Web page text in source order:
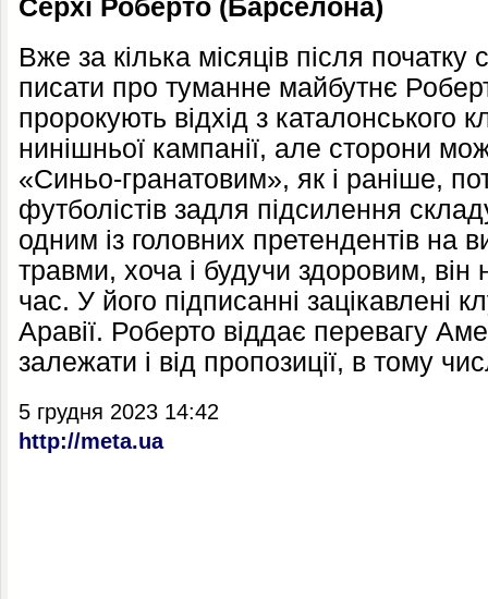
Серхі Роберто (Барселона)
Вже за кілька місяців після початку
писати про туманне майбутнє
пророкують відхід з каталонського
нинішньої кампанії, але сторони
«Синьо-гранатовим», як і раніше,
футболістів задля підсилення
одним із головних претендентів на
травми, хоча і будучи здоровим, він
час. У його підписанні зацікавлені
Аравії. Роберто віддає перевагу
залежати і від пропозиції, в тому
5 грудня 2023 14:42
http://meta.ua